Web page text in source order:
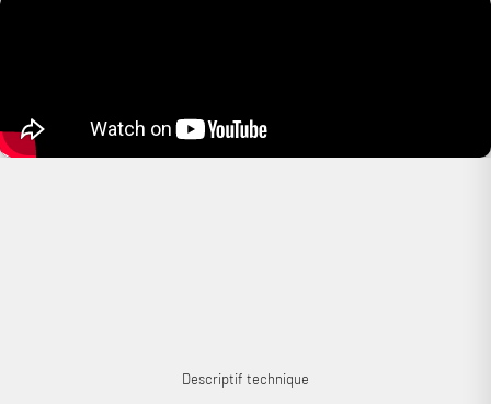
Descriptif technique